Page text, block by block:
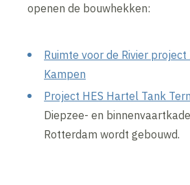
openen de bouwhekken:
Ruimte voor de Rivier
Kampen
Project HES Hartel Tank
Diepzee- en
Rotterdam wordt gebouwd.